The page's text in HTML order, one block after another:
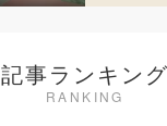
記事ランキング
RANKING